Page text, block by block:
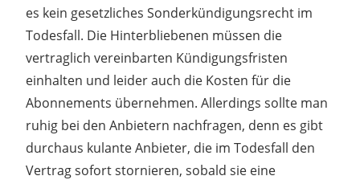
es kein gesetzliches Sonderkündigungsrecht im
Todesfall. Die Hinterbliebenen müssen die
vertraglich vereinbarten Kündigungsfristen
einhalten und leider auch die Kosten für die
Abonnements übernehmen. Allerdings sollte man
ruhig bei den Anbietern nachfragen, denn es gibt
durchaus kulante Anbieter, die im Todesfall den
Vertrag sofort stornieren, sobald sie eine